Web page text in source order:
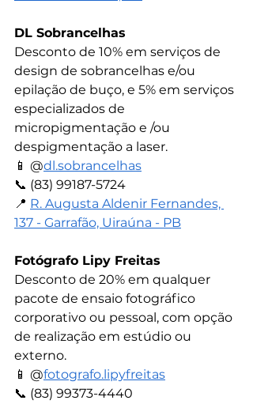
DL Sobrancelhas
Desconto de 10% em serviços de
design de sobrancelhas e/ou
epilação de buço, e 5% em serviços
especializados de
micropigmentação e /ou
despigmentação a laser.
📱 @dl.sobrancelhas
📞 (83) 99187-5724
📍 R. Augusta Aldenir Fernandes,
137 - Garrafão, Uiraúna - PB
Fotógrafo Lipy Freitas
Desconto de 20% em qualquer
pacote de ensaio fotográfico
corporativo ou pessoal, com opção
de realização em estúdio ou
externo.
📱 @fotografo.lipyfreitas
📞 (83) 99373-4440